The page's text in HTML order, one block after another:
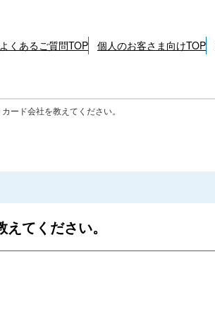
よくあるご質問TOP 個人のお客さま向けTOP
ード会社を教えてください。
てください。